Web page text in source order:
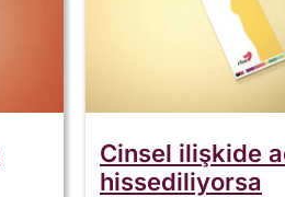
Cinsel ilişkide
hissediliyorsa